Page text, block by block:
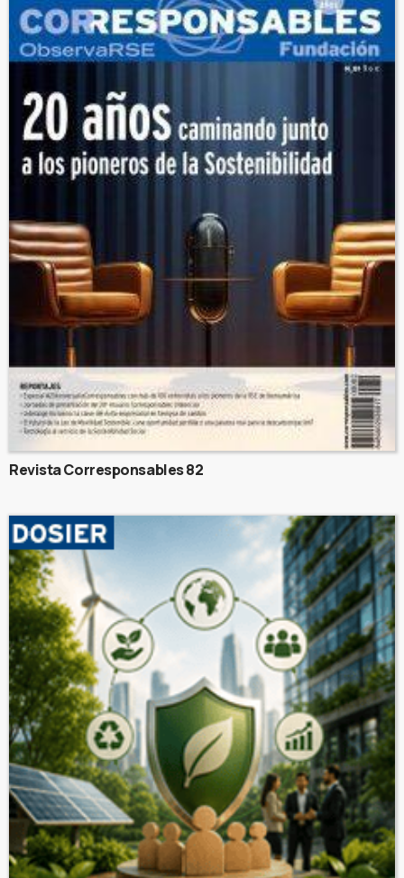
Revista Corresponsables 82